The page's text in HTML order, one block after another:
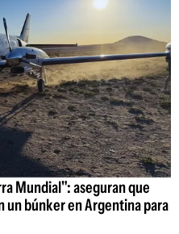
Mundial": aseguran que
búnker en Argentina para